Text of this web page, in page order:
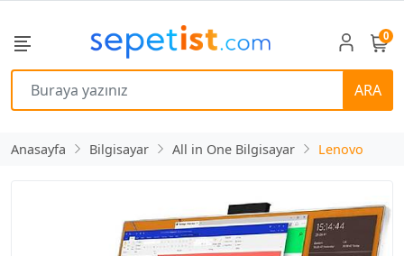
ARA
0
Anasayfa Bilgisayar All in One Bilgisayar Lenovo